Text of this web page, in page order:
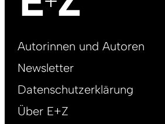
Footer
DE
Autorinnen und Autoren
Newsletter
Datenschutzerklärung
Über E+Z